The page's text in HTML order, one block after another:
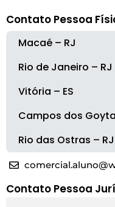
Contato Pessoa
Macaé – RJ
Rio de Janeiro – RJ
Vitória – ES
Campos dos
Rio das Ostras – RJ
Contato Pessoa